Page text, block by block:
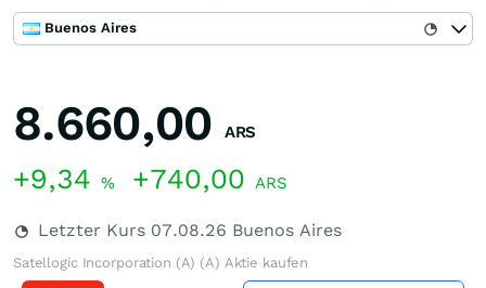
Buenos Aires
8.660,00 ARS
+9,34 % +740,00 ARS
Letzter Kurs 07.08.26 Buenos Aires
Satellogic Incorporation (A) (A) Aktie kaufen